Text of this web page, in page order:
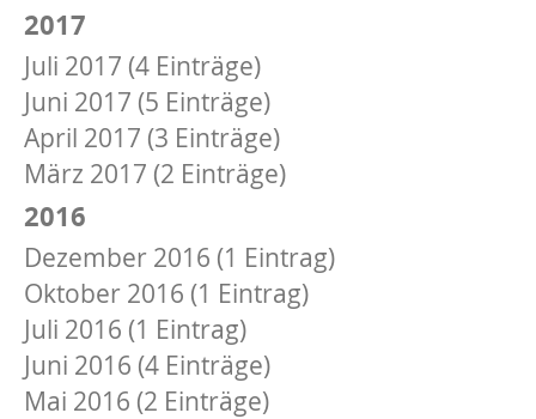
2017
Juli 2017 (4 Einträge)
Juni 2017 (5 Einträge)
April 2017 (3 Einträge)
März 2017 (2 Einträge)
2016
Dezember 2016 (1 Eintrag)
Oktober 2016 (1 Eintrag)
Juli 2016 (1 Eintrag)
Juni 2016 (4 Einträge)
Mai 2016 (2 Einträge)